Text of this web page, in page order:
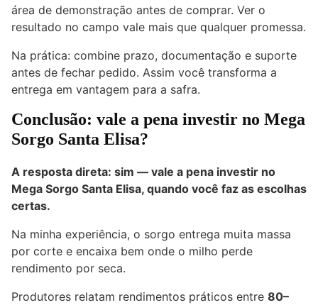
área de demonstração antes de comprar. Ver o
resultado no campo vale mais que qualquer promessa.
Na prática: combine prazo, documentação e suporte
antes de fechar pedido. Assim você transforma a
entrega em vantagem para a safra.
Conclusão: vale a pena investir no Mega
Sorgo Santa Elisa?
A resposta direta: sim — vale a pena investir no
Mega Sorgo Santa Elisa, quando você faz as escolhas
certas.
Na minha experiência, o sorgo entrega muita massa
por corte e encaixa bem onde o milho perde
rendimento por seca.
Produtores relatam rendimentos práticos entre 80–